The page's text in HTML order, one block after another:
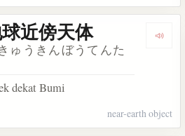
地球近傍小惑星
近傍天体
ゅうきんぼうてんた
dekat Bumi
near-earth object